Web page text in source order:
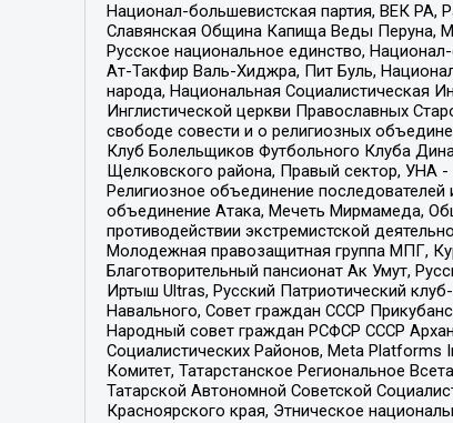
Национал-большевистская партия, ВЕК
Славянская Община Капища Веды Перуна,
Русское национальное единство,
Ат-Такфир Валь-Хиджра, Пит Буль,
народа, Национальная Социалистическая
Инглистической церкви Православных
свободе совести и о религиозных
Клуб Болельщиков Футбольного Клуба
Щелковского района, Правый сектор, УНА -
Религиозное объединение
объединение Атака, Мечеть Мирмамеда,
противодействии экстремистской
Молодежная правозащитная группа МПГ,
Благотворительный пансионат Ак Умут,
Иртыш Ultras, Русский Патриотический
Навального, Совет граждан СССР
Народный совет граждан РСФСР СССР
Социалистических Районов, Meta
Комитет, Татарстанское Региональное
Татарской Автономной Советской
Красноярского края, Этническое